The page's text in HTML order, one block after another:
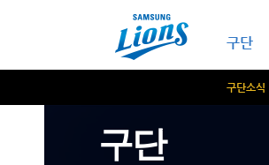
구단
구단소식
구단